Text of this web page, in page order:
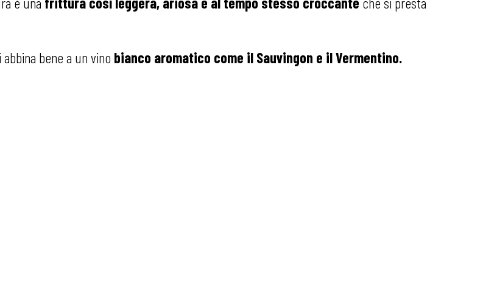
bene a un vino bianco aromatico come il Sauvingon e il Vermentino.